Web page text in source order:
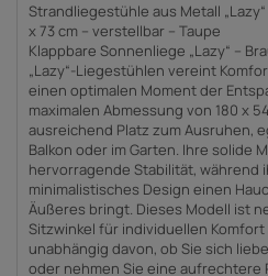
Strandliegestühle aus Metall
x 73 cm – verstellbar – Taupe
Klappbare Sonnenliege „Lazy“ –
„Lazy“-Liegestühlen vereint
einen optimalen Moment der
maximalen Abmessung von 180 x
ausreichend Platz zum Ausruhen,
Balkon oder im Garten. Ihre solide
hervorragende Stabilität, während
minimalistisches Design einen
Äußeres bringt. Dieses Modell ist
Sitzwinkel für individuellen
unabhängig davon, ob Sie sich
oder nehmen Sie eine aufrechtere